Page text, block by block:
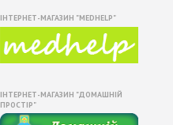
ІНТЕРНЕТ-МАГАЗИН "MEDHELP"
ІНТЕРНЕТ-МАГАЗИН "ДОМАШНІЙ
ПРОСТІР"